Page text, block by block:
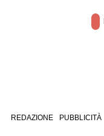
REDAZIONE PUBBLICITÀ